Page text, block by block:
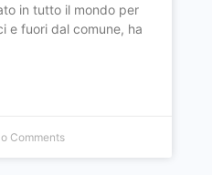
in tutto il mondo per
e fuori dal comune, ha
Comments